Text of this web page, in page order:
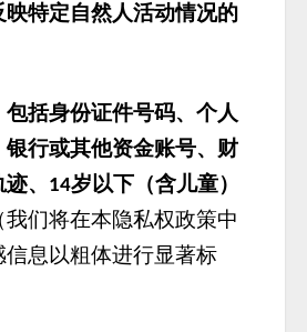
特定自然人活动情况的
括身份证件号码、个人
行或其他资金账号、财
、 14岁以下（含儿童）
我们将在本隐私权政策中
息以粗体进行显著标